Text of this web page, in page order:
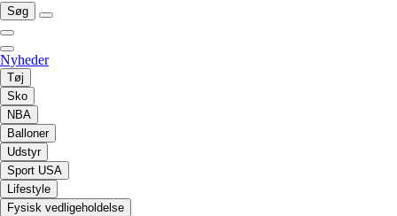
Søg
Nyheder
Tøj
Sko
NBA
Balloner
Udstyr
Sport USA
Lifestyle
Fysisk vedligeholdelse